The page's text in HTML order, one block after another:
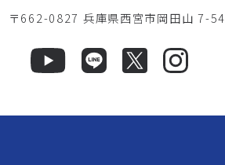
〒662-0827 兵庫県西宮市岡田山 7-54